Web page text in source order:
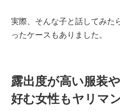
実際、そんな子と話してみた
ったケースもありました。
露出度が高い服装
好む女性もヤリマ